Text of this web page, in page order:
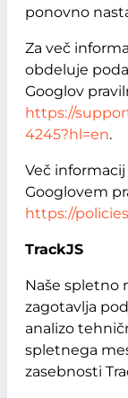
ponovno
Za več
obdeluje
Googlov
https://
4245?hl=en.
Več
Googlovem
https://
TrackJS
Naše spletno
zagotavlja
analizo
spletnega
zasebnosti